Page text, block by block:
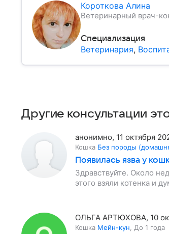
Короткова Алина
Ветеринарный врач-
Специализация
Ветеринария,
Другие консультации
анонимно, 11 октября
Кошка Без породы
Появилась язва у
Здравствуйте. Около
этого взяли котенка и
ОЛЬГА АРТЮХОВА, 10
Кошка Мейн-кун До 1 года